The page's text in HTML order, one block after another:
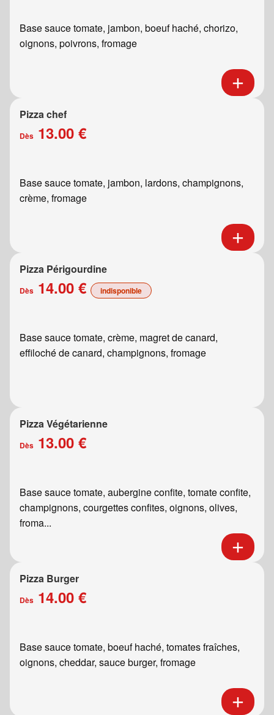
Base sauce tomate, jambon, boeuf haché, chorizo,
oignons, poivrons, fromage
Pizza chef
Dès 13.00 €
Base sauce tomate, jambon, lardons, champignons,
crème, fromage
Pizza Périgourdine
Dès 14.00 € indisponible
Base sauce tomate, crème, magret de canard,
effiloché de canard, champignons, fromage
Pizza Végétarienne
Dès 13.00 €
Base sauce tomate, aubergine confite, tomate confite,
champignons, courgettes confites, oignons, olives,
froma...
Pizza Burger
Dès 14.00 €
Base sauce tomate, boeuf haché, tomates fraîches,
oignons, cheddar, sauce burger, fromage